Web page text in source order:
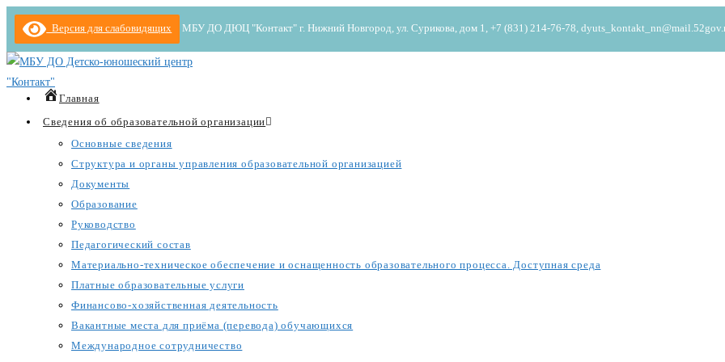
Перейти
содержимому
Версия для слабовидящих МБУ ДО ДЮЦ "Контакт" г. Нижний Новгород, ул. Сурикова, дом 1, +7 (831) 214-76-78,
Главная
Сведения об образовательной организации
Основные сведения
Структура и органы управления образовательной организацией
Документы
Образование
Руководство
Педагогический состав
Материально-техническое обеспечение и оснащенность образовательного процесса. Доступная среда
Платные образовательные услуги
Финансово-хозяйственная деятельность
Вакантные места для приёма (перевода) обучающихся
Международное сотрудничество